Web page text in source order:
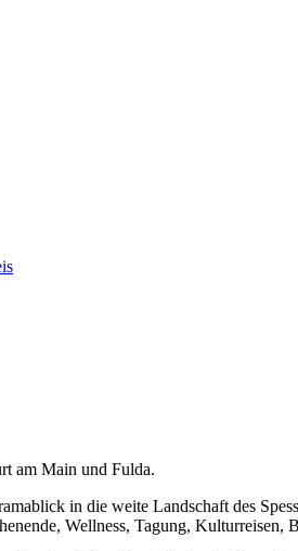
am Main und Fulda.
in die weite Landschaft des
Wellness, Tagung, Kulturreisen,